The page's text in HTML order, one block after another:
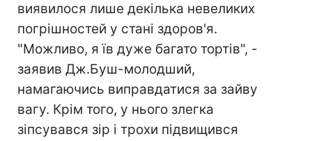
виявилося лише декілька невеликих
погрішностей у стані здоров'я.
"Можливо, я їв дуже багато тортів", -
заявив Дж.Буш-молодший,
намагаючись виправдатися за зайву
вагу. Крім того, у нього злегка
зіпсувався зір і трохи підвищився